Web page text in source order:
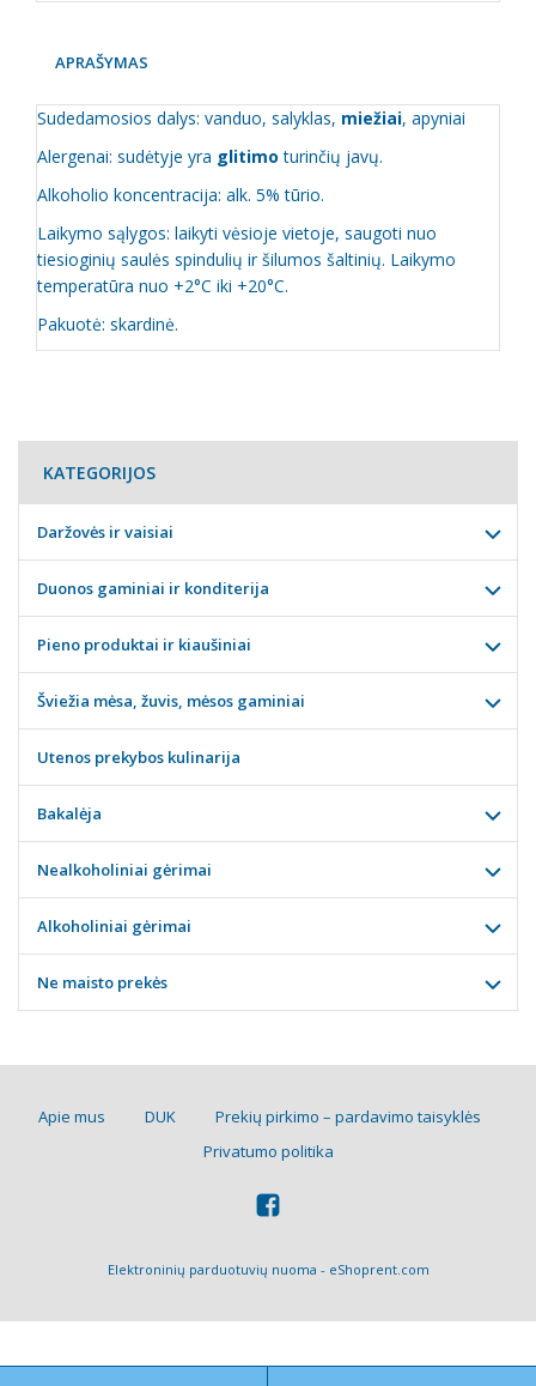
APRAŠYMAS
Sudedamosios dalys: vanduo, salyklas, miežiai, apyniai
Alergenai: sudėtyje yra glitimo turinčių javų.
Alkoholio koncentracija: alk. 5% tūrio.
Laikymo sąlygos: laikyti vėsioje vietoje, saugoti nuo
tiesioginių saulės spindulių ir šilumos šaltinių. Laikymo
temperatūra nuo +2°C iki +20°C.
Pakuotė: skardinė.
KATEGORIJOS
Daržovės ir vaisiai
Duonos gaminiai ir konditerija
Pieno produktai ir kiaušiniai
Šviežia mėsa, žuvis, mėsos gaminiai
Utenos prekybos kulinarija
Bakalėja
Nealkoholiniai gėrimai
Alkoholiniai gėrimai
Ne maisto prekės
Apie mus DUK
Prekių pirkimo – pardavimo taisyklės
Privatumo politika
Elektroninių parduotuvių nuoma - eShoprent.com